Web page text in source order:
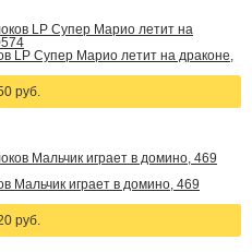
LP Супер Марио летит на драконе,
руб.
Мальчик играет в домино, 469
руб.